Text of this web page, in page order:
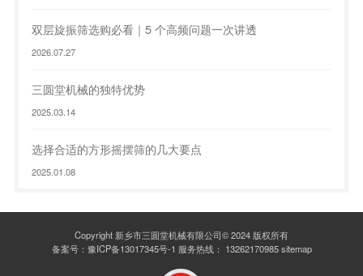
双层旋振筛选购必看｜5 个高频问题一次讲透
2026.07.27
三圆堂机械的独特优势
2025.03.14
选择合适的方形摇摆筛的几大要点
2025.01.08
Copyright 新乡市三圆堂机械有限公司© 2024 版权所有
备案号： 豫ICP备13017345号-1 服务热线： 13262170985 sitemap